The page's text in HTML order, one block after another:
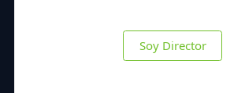
Soy Director